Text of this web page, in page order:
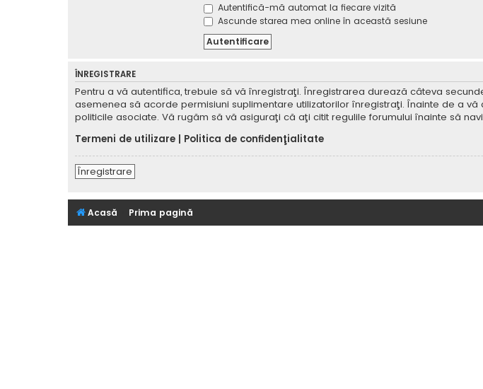
Autentifică-mă automat la fiecare vizită
Ascunde starea mea online în această sesiune
ÎNREGISTRARE
Pentru a vă autentifica, trebuie să vă înregistraţi. Înregistrarea durează câteva
asemenea să acorde permisiuni suplimentare utilizatorilor înregistraţi. Înainte de a
politicile asociate. Vă rugăm să vă asiguraţi că aţi citit regulile forumului înainte să
Termeni de utilizare
Politica de confidenţialitate
Înregistrare
Acasă Prima pagină